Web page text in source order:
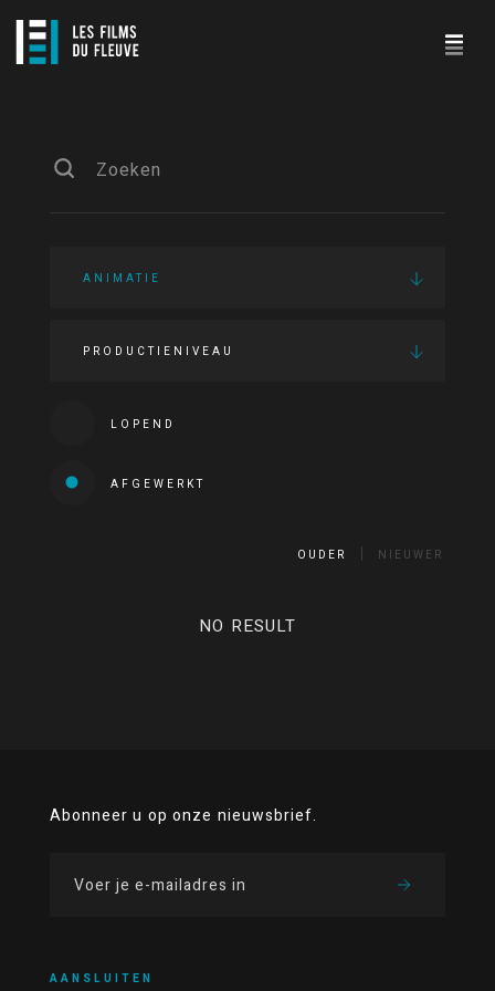
ANIMATIE
PRODUCTIENIVEAU
LOPEND
AFGEWERKT
OUDER NIEUWER
NO RESULT
Abonneer u op onze nieuwsbrief.
AANSLUITEN